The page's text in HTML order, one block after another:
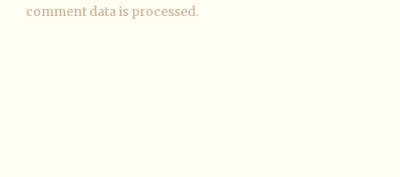
comment data is processed.